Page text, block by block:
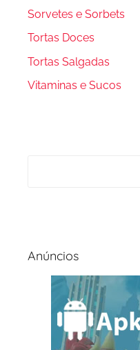
Sorvetes e Sorbets
Tortas Doces
Tortas Salgadas
Vitaminas e Sucos
Anúncios